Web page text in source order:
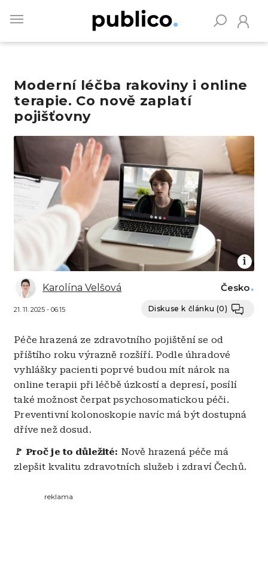
main
Moderní léčba rakoviny i online
terapie. Co nově zaplatí
pojišťovny
Obrázek
Karolína Velšová
21. 11. 2025 - 06:15
Česko
Diskuse k článku (0)
Péče hrazená ze zdravotního pojištění se od
příštího roku výrazně rozšíří. Podle úhradové
vyhlášky pacienti poprvé budou mít nárok na
online terapii při léčbě úzkostí a depresí, posílí
také možnost čerpat psychosomatickou péči.
Preventivní kolonoskopie navíc má být dostupná
dříve než dosud.
🚩 Proč je to důležité: Nově hrazená péče má
zlepšit kvalitu zdravotních služeb i zdraví Čechů.
reklama
Vyhledávejte na Publiku